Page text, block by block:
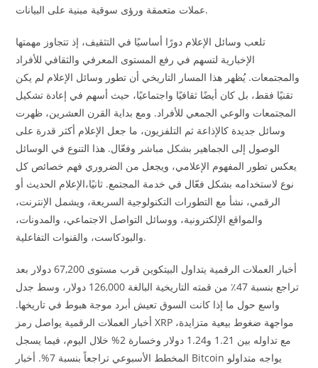
عملات متعمقة ورؤى سوقية مبنية على البيانات.
تلعب وسائل الإعلام دورًا أساسيًا في التثقيف، إذ تتجاوز مهمتها
الإخبارية لتسهم في رفع المستوى المعرفي والثقافي للأفراد
والمجتمعات. يُظهر هذا المسار التاريخي أن تطور وسائل الإعلام لم يكن
تقنيًا فقط، بل كان أيضًا ثقافيًا واجتماعيًا، حيث أسهم في إعادة تشكيل
المجتمعات والوعي الجمعي للأفراد. ومع بداية القرن العشرين، ظهرت
وسائل جديدة كالإذاعة ثم التلفزيون، ما جعل الإعلام أكثر قدرة على
الوصول إلى الجماهير بشكل مباشر وفعّال. هذا التنوع في الوسائل
يعكس تطور المفهوم الإعلامي، ويجعل من الضروري فهم خصائص كل
نوع لاستخدامه بشكل فعّال في خدمة المجتمع. ثانيًا،الإعلام الحديث أو
الرقمي، نشأ مع التطورات التكنولوجية السريعة، ويشمل الإنترنت،
والمواقع الإلكترونية، ووسائل التواصل الاجتماعي، والمدونات،
والبودكاست، والقنوات التفاعلية.
أخبار العملات الرقمية يتداول البيتكوين قرب مستوى 67,200 دولار بعد
تراجع بنسبة 47٪ من قمته التاريخية البالغة 126,000 دولار، وسط جدل
واسع حول ما إذا كانت السوق تعيش أبرد موجة هبوط في تاريخها.
أخبار العملات الرقمية يواصل رمز XRP مواجهة ضغوط بيعية متزايدة،
مع تداوله بين 1.21 و1.24 دولار وخسارة 2% خلال اليوم، فيما يسجل
المخطط الأسبوعي تراجعاً بنسبة 7%. أخبار Bitcoin يواجه متداولو